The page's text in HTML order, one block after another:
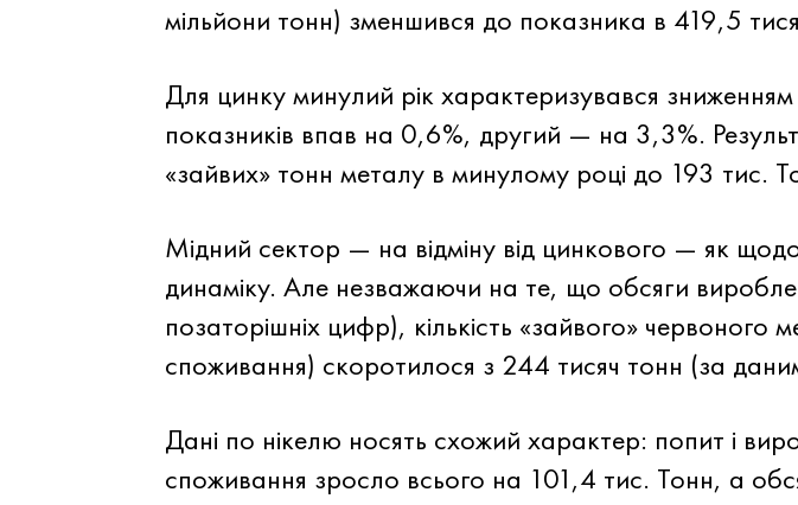
мільйони тонн) зменшився до показника в 419,5
Для цинку минулий рік характеризувався
показників впав на 0,6%, другий — на 3,3%.
«зайвих» тонн металу в минулому році до 193 тис.
Мідний сектор — на відміну від цинкового — як
динаміку. Але незважаючи на те, що обсяги
позаторішніх цифр), кількість «зайвого»
споживання) скоротилося з 244 тисяч тонн (за
Дані по нікелю носять схожий характер: попит і
споживання зросло всього на 101,4 тис. Тонн, а